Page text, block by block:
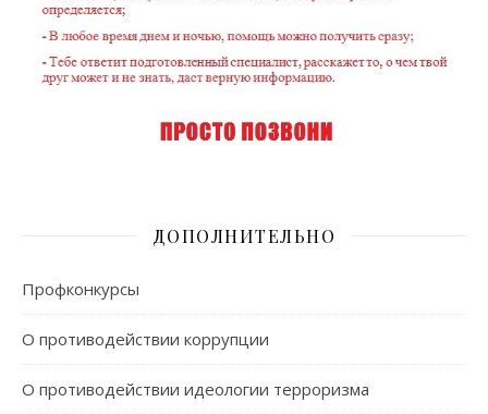
ДОПОЛНИТЕЛЬНО
Профконкурсы
О противодействии коррупции
О противодействии идеологии терроризма